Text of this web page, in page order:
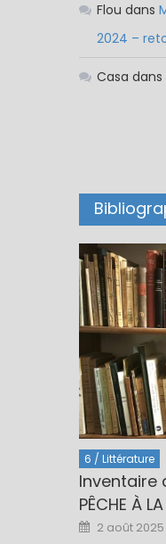
Flou dans
2024 –
Casa dans
6 / Littérature
Inventaire
PÊCHE À
Posted
on
2 août 2025